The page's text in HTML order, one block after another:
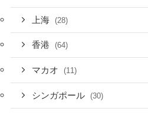
上海 (28)
香港 (64)
マカオ (11)
シンガポール (30)